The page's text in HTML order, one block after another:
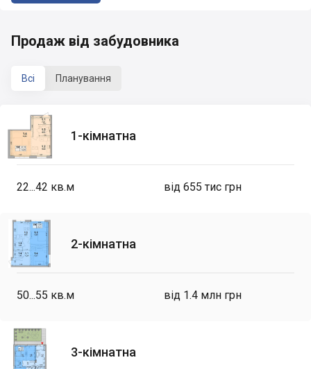
Продаж від забудовника
Всі Планування
1-кімнатна
22...42 кв.м від 655 тис грн
2-кімнатна
50...55 кв.м від 1.4 млн грн
3-кімнатна